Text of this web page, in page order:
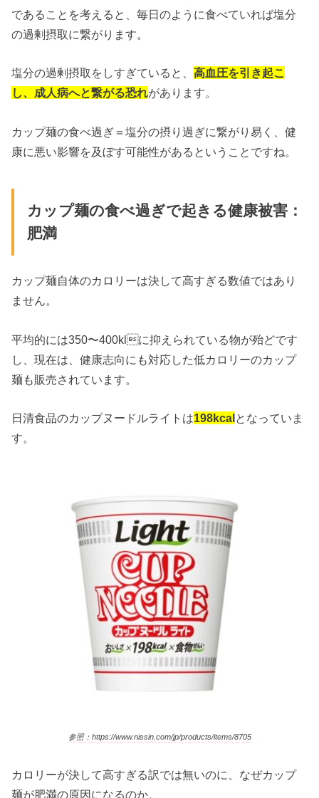
であることを考えると、毎日のように食べていれば塩分
の過剰摂取に繋がります。
塩分の過剰摂取をしすぎていると、高血圧を引き起こ
し、成人病へと繋がる恐れがあります。
カップ麺の食べ過ぎ＝塩分の摂り過ぎに繋がり易く、健
康に悪い影響を及ぼす可能性があるということですね。
カップ麺の食べ過ぎで起きる健康被害：
肥満
カップ麺自体のカロリーは決して高すぎる数値ではあり
ません。
平均的には350〜400klに抑えられている物が殆どです
し、現在は、健康志向にも対応した低カロリーのカップ
麺も販売されています。
日清食品のカップヌードルライトは198kcalとなっていま
す。
参照：https://www.nissin.com/jp/products/items/8705
カロリーが決して高すぎる訳では無いのに、なぜカップ
麺が肥満の原因になるのか。